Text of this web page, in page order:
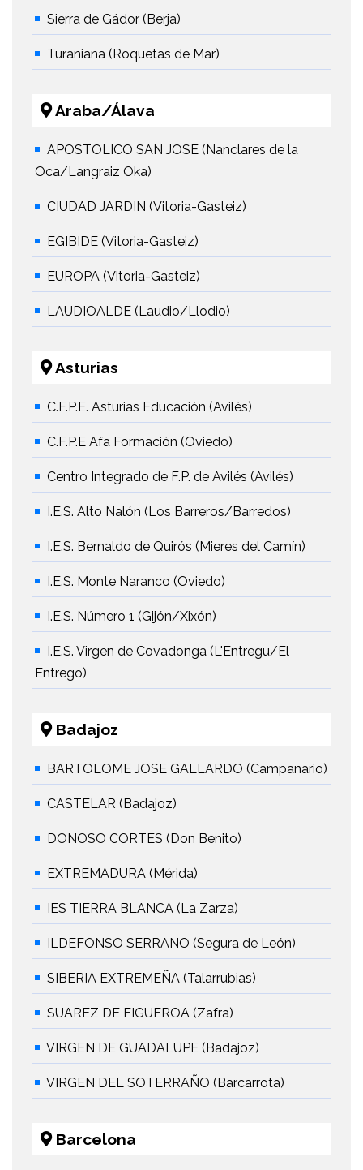
Sierra de Gádor (Berja)
Turaniana (Roquetas de Mar)
Araba/Álava
APOSTOLICO SAN JOSE (Nanclares de la
Oca/Langraiz Oka)
CIUDAD JARDIN (Vitoria-Gasteiz)
EGIBIDE (Vitoria-Gasteiz)
EUROPA (Vitoria-Gasteiz)
LAUDIOALDE (Laudio/Llodio)
Asturias
C.F.P.E. Asturias Educación (Avilés)
C.F.P.E Afa Formación (Oviedo)
Centro Integrado de F.P. de Avilés (Avilés)
I.E.S. Alto Nalón (Los Barreros/Barredos)
I.E.S. Bernaldo de Quirós (Mieres del Camín)
I.E.S. Monte Naranco (Oviedo)
I.E.S. Número 1 (Gijón/Xixón)
I.E.S. Virgen de Covadonga (L'Entregu/El
Entrego)
Badajoz
BARTOLOME JOSE GALLARDO (Campanario)
CASTELAR (Badajoz)
DONOSO CORTES (Don Benito)
EXTREMADURA (Mérida)
IES TIERRA BLANCA (La Zarza)
ILDEFONSO SERRANO (Segura de León)
SIBERIA EXTREMEÑA (Talarrubias)
SUAREZ DE FIGUEROA (Zafra)
VIRGEN DE GUADALUPE (Badajoz)
VIRGEN DEL SOTERRAÑO (Barcarrota)
Barcelona